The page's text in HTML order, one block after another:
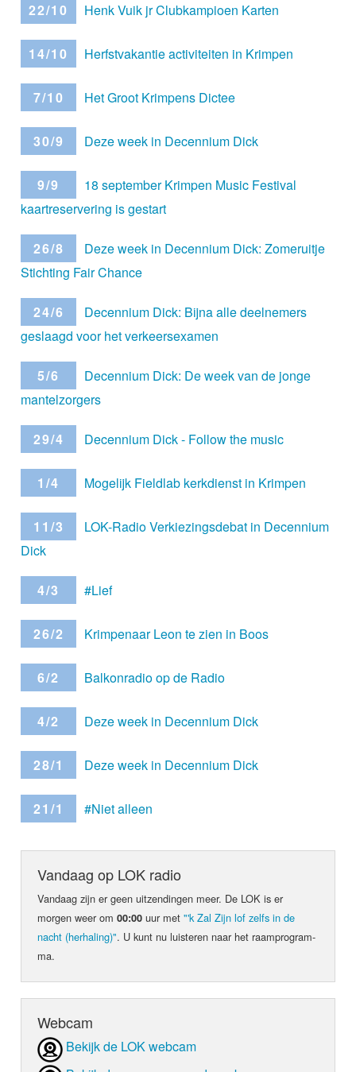
22/10 Henk Vuik jr Clubkampioen Karten
14/10 Herfstvakantie activiteiten in Krimpen
7/10 Het Groot Krimpens Dictee
30/9 Deze week in Decennium Dick
9/9
18 september Krimpen Music Festival
kaartreservering is gestart
26/8
Deze week in Decennium Dick: Zomeruitje
Stichting Fair Chance
24/6
Decennium Dick: Bijna alle deelnemers
geslaagd voor het verkeersexamen
5/6
Decennium Dick: De week van de jonge
mantelzorgers
29/4 Decennium Dick - Follow the music
1/4 Mogelijk Fieldlab kerkdienst in Krimpen
11/3
LOK-Radio Verkiezingsdebat in Decennium
Dick
4/3 #Lief
26/2 Krimpenaar Leon te zien in Boos
6/2 Balkonradio op de Radio
4/2 Deze week in Decennium Dick
28/1 Deze week in Decennium Dick
21/1 #Niet alleen
Vandaag op LOK radio
Vandaag zijn er geen uit­zen­din­gen meer. De LOK is er
morgen weer om00:00 uur met"'k Zal Zijn lof zelfs in de
nacht (herhaling)". U kunt nu luis­teren naar het raam­pro­gram­
ma.
Webcam
Bekijk de LOK webcam